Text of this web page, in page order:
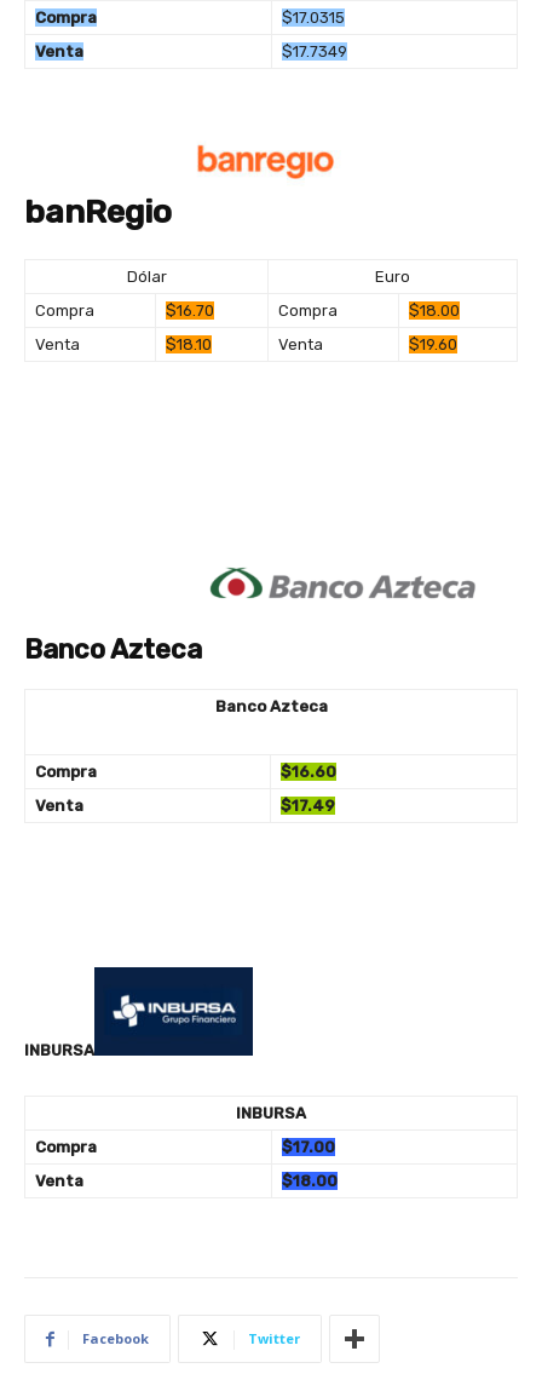
Compra
$17.0315
Venta
$17.7349
banRegio
Dólar
Euro
Compra
$16.70 Compra
$18.00
Venta
$18.10 Venta $19.60
Banco Azteca
Banco Azteca
Compra
$16.60
Venta
$17.49
INBURSA
INBURSA
Compra
$17.00
Venta
$18.00
Facebook Twitter